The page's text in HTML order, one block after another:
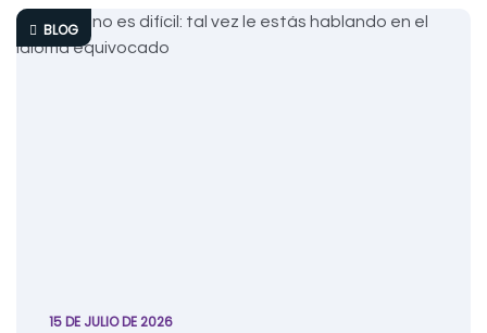
BLOG
15 DE JULIO DE 2026